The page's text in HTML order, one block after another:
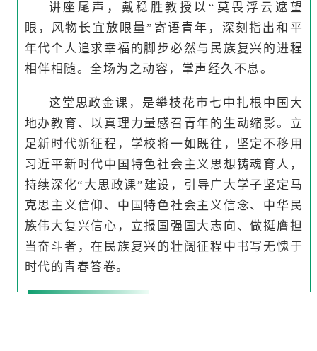
讲座尾声，戴稳胜教授以“莫畏浮云遮望
眼，风物长宜放眼量”寄语青年，深刻指出和平
年代个人追求幸福的脚步必然与民族复兴的进程
相伴相随。全场为之动容，掌声经久不息。
这堂思政金课，是攀枝花市七中扎根中国大
地办教育、以真理力量感召青年的生动缩影。立
足新时代新征程，学校将一如既往，坚定不移用
习近平新时代中国特色社会主义思想铸魂育人，
持续深化“大思政课”建设，引导广大学子坚定马
克思主义信仰、中国特色社会主义信念、中华民
族伟大复兴信心，立报国强国大志向、做挺膺担
当奋斗者，在民族复兴的壮阔征程中书写无愧于
时代的青春答卷。